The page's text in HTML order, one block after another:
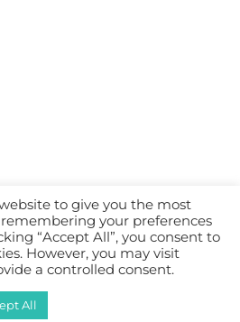
to give you the most
your preferences
“Accept All”, you consent to
However, you may visit
a controlled consent.
All